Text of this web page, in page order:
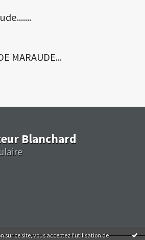
sur ce site, vous acceptez l'utilisation de
MARAUDE...
Blanchard